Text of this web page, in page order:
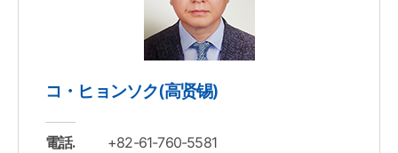
コ・ヒョンソク(高贤锡)
電話. +82-61-760-5581